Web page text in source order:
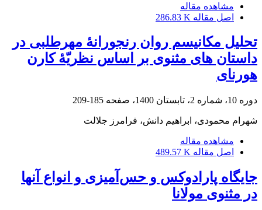
مشاهده مقاله
اصل مقاله 286.83 K
تحلیل مکانیسم روان رنجورانۀ مهرطلبی در
داستان های مثنوی بر اساس نظریّۀ کارن
هورنای
دوره 10، شماره 2، تابستان 1400، صفحه 185-209
شهرام محمودی، ابراهیم دانش، فرامرز جلالت
مشاهده مقاله
اصل مقاله 489.57 K
جایگاه پارادوکس و حس‌آمیزی و انواع آنها
در مثنوی مولانا